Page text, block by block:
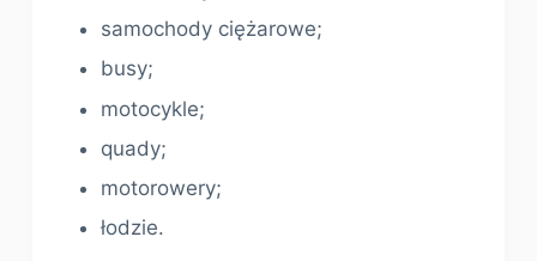
samochody ciężarowe;
busy;
motocykle;
quady;
motorowery;
łodzie.